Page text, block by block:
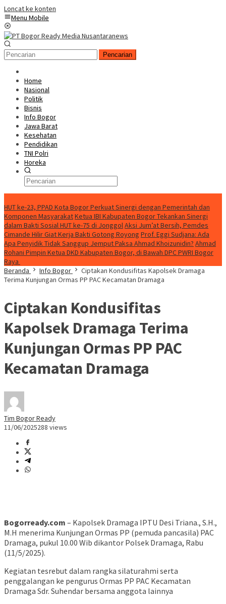
Loncat ke konten
Menu Mobile
Pencarian
Home
Nasional
Politik
Bisnis
Info Bogor
Jawa Barat
Kesehatan
Pendidikan
TNI Polri
Horeka
HUT ke-23, PPAD Kota Bogor Perkuat Sinergi dengan Pemerintah dan
Komponen MasyarakatKetua IBI Kabupaten Bogor Tekankan Sinergi
dalam Bakti Sosial HUT ke-75 di JonggolAksi Jum’at Bersih, Pemdes
Cimande Hilir Giat Kerja Bakti Gotong Royong Prof. Eggi Sudjana: Ada
Apa Penyidik Tidak Sanggup Jemput Paksa Ahmad Khoizunidin? Ahmad
Rohani Pimpin Ketua DKD Kabupaten Bogor, di Bawah DPC PWRI Bogor
Raya
Beranda
Info Bogor
Ciptakan Kondusifitas Kapolsek Dramaga
Terima Kunjungan Ormas PP PAC Kecamatan Dramaga
Ciptakan Kondusifitas
Kapolsek Dramaga Terima
Kunjungan Ormas PP PAC
Kecamatan Dramaga
Tim Bogor Ready
11/06/2025288 views
Bogorready.com – Kapolsek Dramaga IPTU Desi Triana., S.H.,
M.H menerima Kunjungan Ormas PP (pemuda pancasila) PAC
Dramaga, pukul 10.00 Wib dikantor Polsek Dramaga, Rabu
(11/5/2025).
Kegiatan tesrebut dalam rangka silaturahmi serta
penggalangan ke pengurus Ormas PP PAC Kecamatan
Dramaga Sdr. Suhendar bersama anggota lainnya